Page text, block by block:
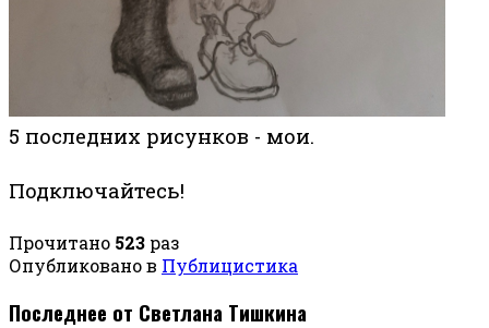
5 последних рисунков - мои.
Подключайтесь!
Прочитано 523 раз
Опубликовано в Публицистика
Последнее от Светлана Тишкина